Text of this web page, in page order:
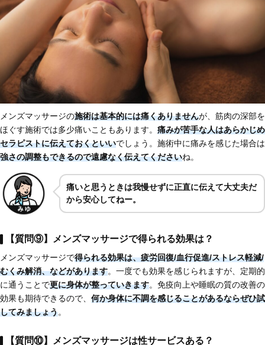
メンズマッサージの施術は基本的には痛くありませんが、筋肉の深部を
ほぐす施術では多少痛いこともあります。 痛みが苦手な人はあらかじめ
セラピストに伝えておくといいでしょう。施術中に痛みを感じた場合は
強さの調整もできるので遠慮なく伝えてくださいね。
痛いと思うときは我慢せずに正直に伝えて大丈夫だ
から安心してねー。
【質問⑨】メンズマッサージで得られる効果は？
メンズマッサージで得られる効果は、疲労回復/血行促進/ストレス軽減/
むくみ解消、などがあります。一度でも効果を感じられますが、定期的
に通うことで更に身体が整っていきます。免疫向上や睡眠の質の改善の
効果も期待できるので、 何か身体に不調を感じることがあるならぜひ試
してみましょう。
【質問⑩】メンズマッサージは性サービスある？